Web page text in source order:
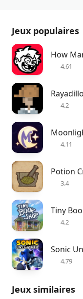
Jeux populaires
How
4.61
4.2
4.11
Potion
3.4
Tiny
4.2
Sonic
4.79
Jeux similaires